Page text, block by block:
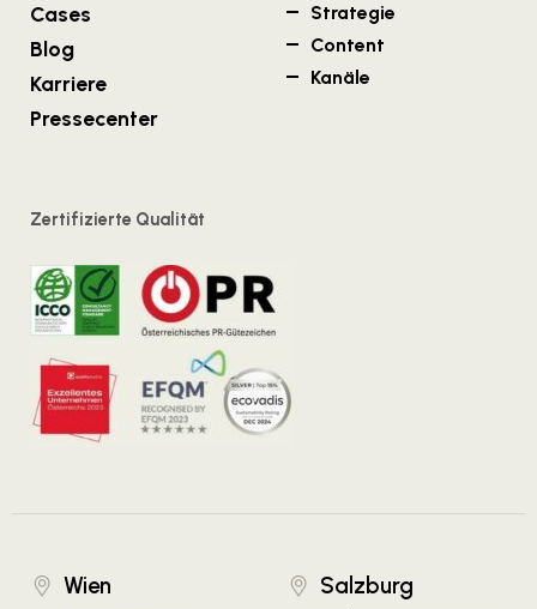
Cases
Blog
Karriere
Pressecenter
Strategie
Content
Kanäle
Zertifizierte Qualität
Wien Salzburg